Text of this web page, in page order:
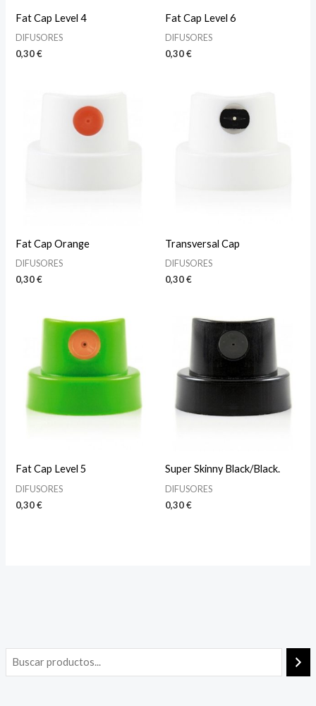
Fat Cap Level 4
DIFUSORES
0,30€
Fat Cap Level 6
DIFUSORES
0,30€
Fat Cap Orange
DIFUSORES
0,30€
Transversal Cap
DIFUSORES
0,30€
Fat Cap Level 5
DIFUSORES
0,30€
Super Skinny Black/Black.
DIFUSORES
0,30€